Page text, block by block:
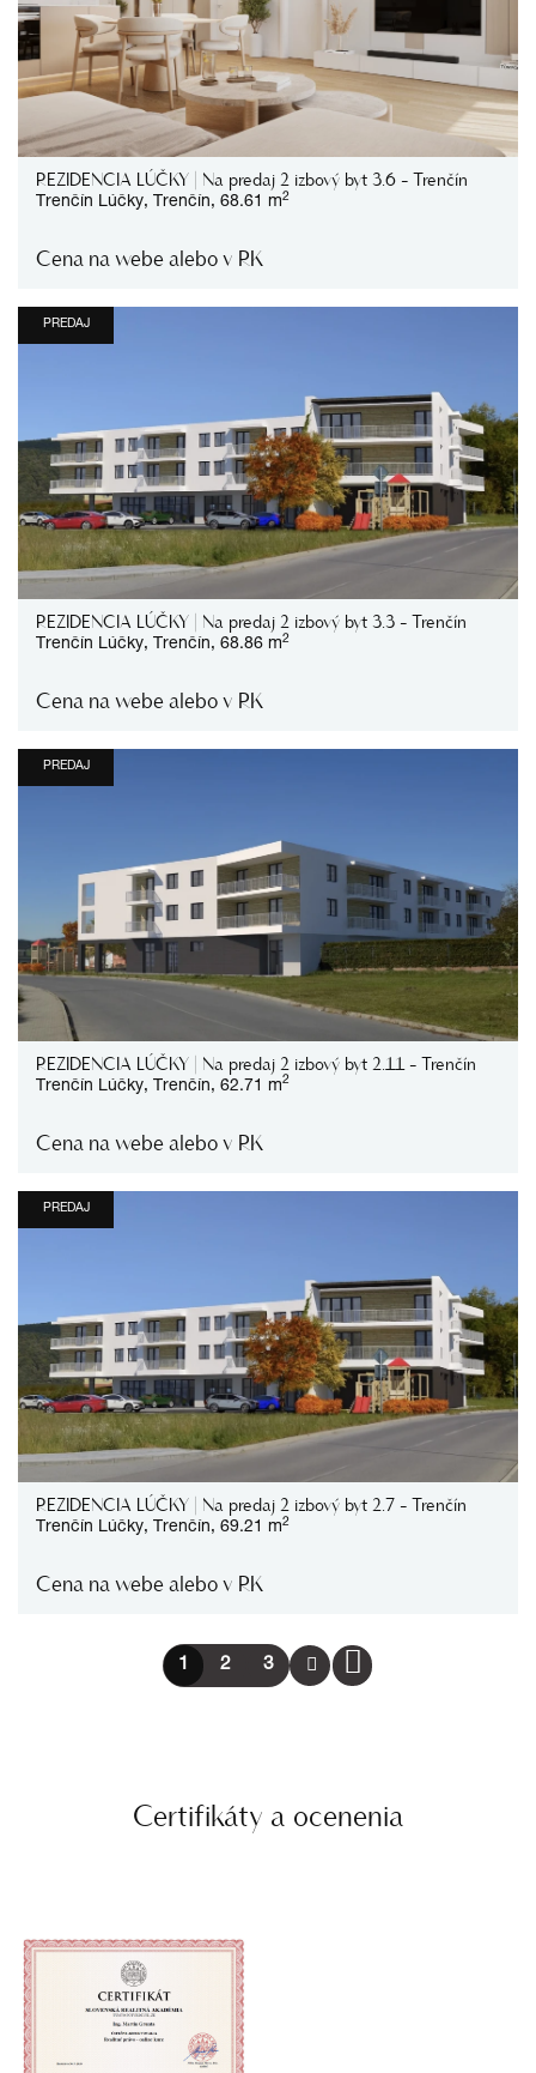
REZIDENCIA LÚČKY | Na predaj 2 izbový byt 3.6 - Trenčín
Trenčín Lúčky, Trenčín, 68.61 m2
Cena na webe alebo v RK
PREDAJ
REZIDENCIA LÚČKY | Na predaj 2 izbový byt 3.3 - Trenčín
Trenčín Lúčky, Trenčín, 68.86 m2
Cena na webe alebo v RK
PREDAJ
REZIDENCIA LÚČKY | Na predaj 2 izbový byt 2.11 - Trenčín
Trenčín Lúčky, Trenčín, 62.71 m2
Cena na webe alebo v RK
PREDAJ
REZIDENCIA LÚČKY | Na predaj 2 izbový byt 2.7 - Trenčín
Trenčín Lúčky, Trenčín, 69.21 m2
Cena na webe alebo v RK
1 2 3
Certifikáty a ocenenia